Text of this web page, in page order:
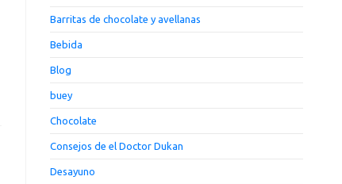
Barritas de chocolate y avellanas
Bebida
Blog
buey
Chocolate
Consejos de el Doctor Dukan
Desayuno